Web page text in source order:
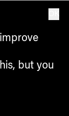
but you